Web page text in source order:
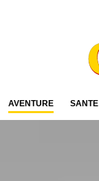
AVENTURE SANTÉ